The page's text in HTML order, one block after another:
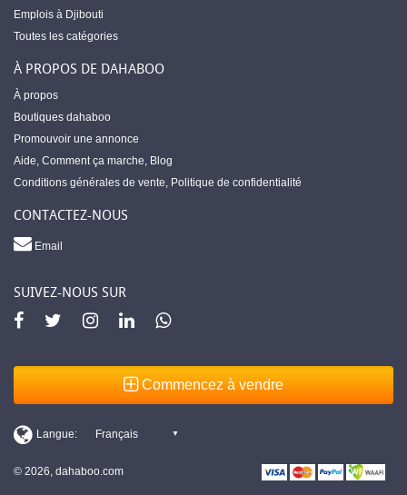
Emplois à Djibouti
Toutes les catégories
À PROPOS DE DAHABOO
À propos
Boutiques dahaboo
Promouvoir une annonce
Aide, Comment ça marche, Blog
Conditions générales de vente, Politique de confidentialité
CONTACTEZ-NOUS
Email
SUIVEZ-NOUS SUR
Commencez à vendre
© 2026, dahaboo.com